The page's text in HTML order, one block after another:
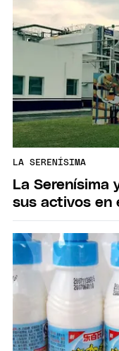
LA SERENÍSIMA
La Serenísima
sus activos en